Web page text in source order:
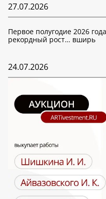
27.07.2026
Первое полугодие 2026
рекордный рост… вширь
24.07.2026